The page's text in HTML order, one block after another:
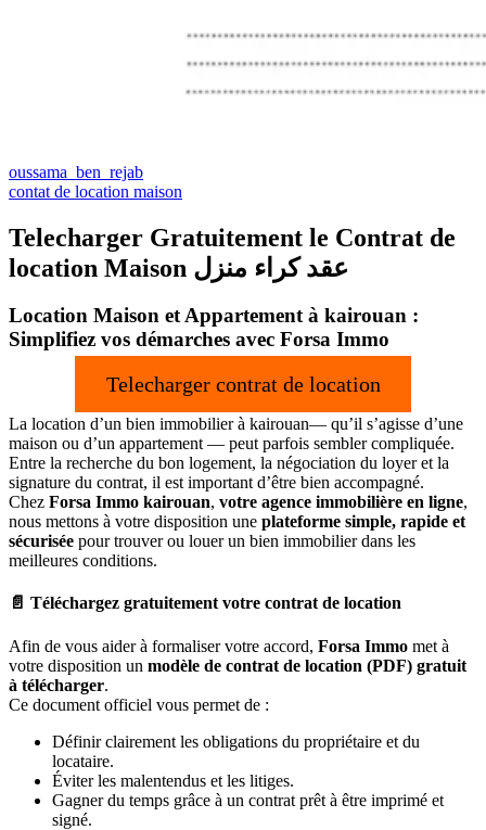
oussama_ben_rejab
contat de location maison
Telecharger Gratuitement le Contrat de
location Maison عقد كراء منزل
Location Maison et Appartement à kairouan :
Simplifiez vos démarches avec Forsa Immo
Telecharger contrat de location
La location d’un bien immobilier à kairouan— qu’il s’agisse d’une
maison ou d’un appartement — peut parfois sembler compliquée.
Entre la recherche du bon logement, la négociation du loyer et la
signature du contrat, il est important d’être bien accompagné.
Chez Forsa Immo kairouan, votre agence immobilière en ligne,
nous mettons à votre disposition une plateforme simple, rapide et
sécurisée pour trouver ou louer un bien immobilier dans les
meilleures conditions.
📄 Téléchargez gratuitement votre contrat de location
Afin de vous aider à formaliser votre accord, Forsa Immo met à
votre disposition un modèle de contrat de location (PDF) gratuit
à télécharger.
Ce document officiel vous permet de :
Définir clairement les obligations du propriétaire et du
locataire.
Éviter les malentendus et les litiges.
Gagner du temps grâce à un contrat prêt à être imprimé et
signé.